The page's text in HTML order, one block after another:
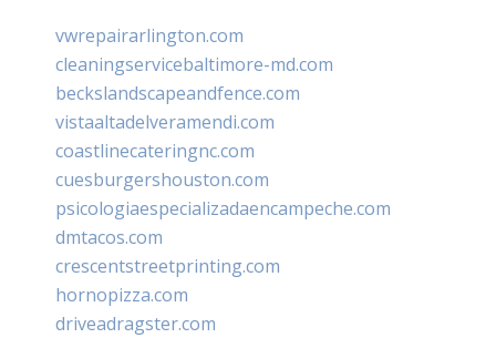
vwrepairarlington.com
cleaningservicebaltimore-md.com
beckslandscapeandfence.com
vistaaltadelveramendi.com
coastlinecateringnc.com
cuesburgershouston.com
psicologiaespecializadaencampeche.com
dmtacos.com
crescentstreetprinting.com
hornopizza.com
driveadragster.com